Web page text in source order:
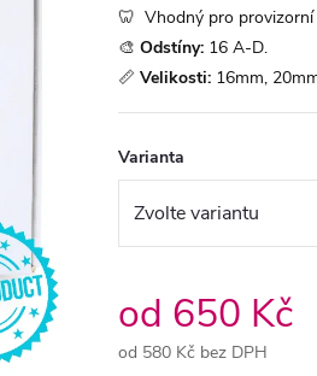
🦷 Vhodný pro provizorní
🎨 Odstíny: 16 A-D.
📏 Velikosti: 16mm,
Varianta
od 650 Kč
od 580 Kč bez DPH